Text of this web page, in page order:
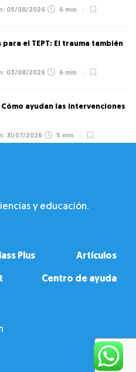
05/08/2026 6 min
el TEPT: El trauma también
03/08/2026 6 min
ayudan las intervenciones
31/07/2026 5 min
y educación.
Plus Artículos
Centro de ayuda